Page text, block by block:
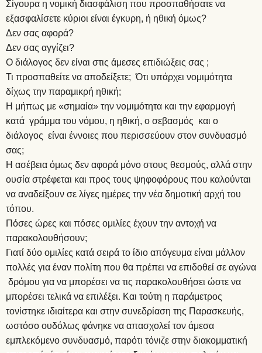
Σίγουρα η νομική διασφάλιση που προσπαθήσατε να
εξασφαλίσετε κύριοι είναι έγκυρη, ή ηθική όμως?
Δεν σας αφορά?
Δεν σας αγγίζει?
Ο διάλογος δεν είναι στις άμεσες επιδιώξεις σας ;
Τι προσπαθείτε να αποδείξετε; Ότι υπάρχει νομιμότητα
δίχως την παραμικρή ηθική;
Η μήπως με «σημαία» την νομιμότητα και την εφαρμογή
κατά γράμμα του νόμου, η ηθική, ο σεβασμός και ο
διάλογος είναι έννοιες που περισσεύουν στον συνδυασμό
σας;
Η ασέβεια όμως δεν αφορά μόνο στους θεσμούς, αλλά στην
ουσία στρέφεται και προς τους ψηφοφόρους που καλούνται
να αναδείξουν σε λίγες ημέρες την νέα δημοτική αρχή του
τόπου.
Πόσες ώρες και πόσες ομιλίες έχουν την αντοχή να
παρακολουθήσουν;
Γιατί δύο ομιλίες κατά σειρά το ίδιο απόγευμα είναι μάλλον
πολλές για έναν πολίτη που θα πρέπει να επιδοθεί σε αγώνα
δρόμου για να μπορέσει να τις παρακολουθήσει ώστε να
μπορέσει τελικά να επιλέξει. Και τούτη η παράμετρος
τονίστηκε ιδιαίτερα και στην συνεδρίαση της Παρασκευής,
ωστόσο ουδόλως φάνηκε να απασχολεί τον άμεσα
εμπλεκόμενο συνδυασμό, παρότι τόνιζε στην διακομματική